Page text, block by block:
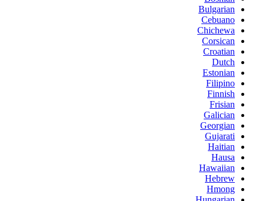
Bulgarian
Cebuano
Chichewa
Corsican
Croatian
Dutch
Estonian
Filipino
Finnish
Frisian
Galician
Georgian
Gujarati
Haitian
Hausa
Hawaiian
Hebrew
Hmong